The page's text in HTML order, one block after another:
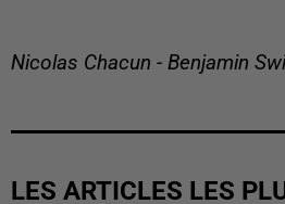
Nicolas Chacun - Benjamin
LES ARTICLES LES